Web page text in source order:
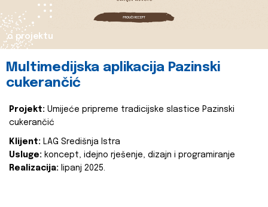
o projektu
Multimedijska aplikacija Pazinski
cukerančić
Projekt: Umijeće pripreme tradicijske slastice Pazinski
cukerančić
Klijent: LAG Središnja Istra
Usluge: koncept, idejno rješenje, dizajn i programiranje
Realizacija: lipanj 2025.